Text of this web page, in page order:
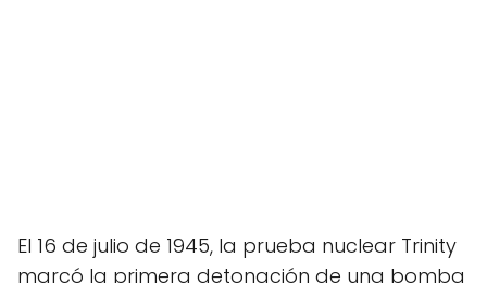
El 16 de julio de 1945, la prueba nuclear Trinity
marcó la primera detonación de una bomba